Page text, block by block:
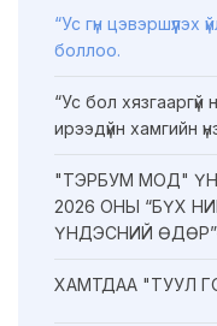
“Ус гүн
боллоо.
“Ус бол
ирээдүйн хамгийн
"ТЭРБУМ МОД"
2026 ОНЫ “БҮХ
ҮНДЭСНИЙ
ХАМТДАА "ТУУЛ